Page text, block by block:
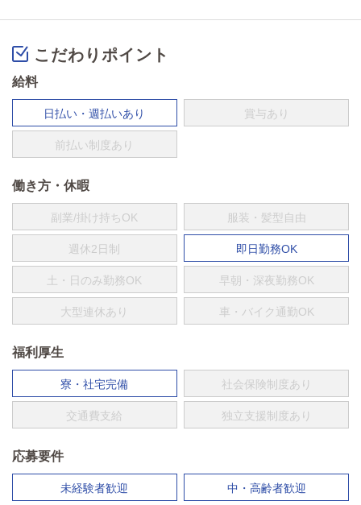
こだわりポイント
給料
日払い・週払いあり 賞与あり
前払い制度あり
働き方・休暇
副業/掛け持ちOK 服装・髪型自由
週休2日制 即日勤務OK
土・日のみ勤務OK 早朝・深夜勤務OK
大型連休あり 車・バイク通勤OK
福利厚生
寮・社宅完備 社会保険制度あり
交通費支給 独立支援制度あり
応募要件
未経験者歓迎 中・高齢者歓迎